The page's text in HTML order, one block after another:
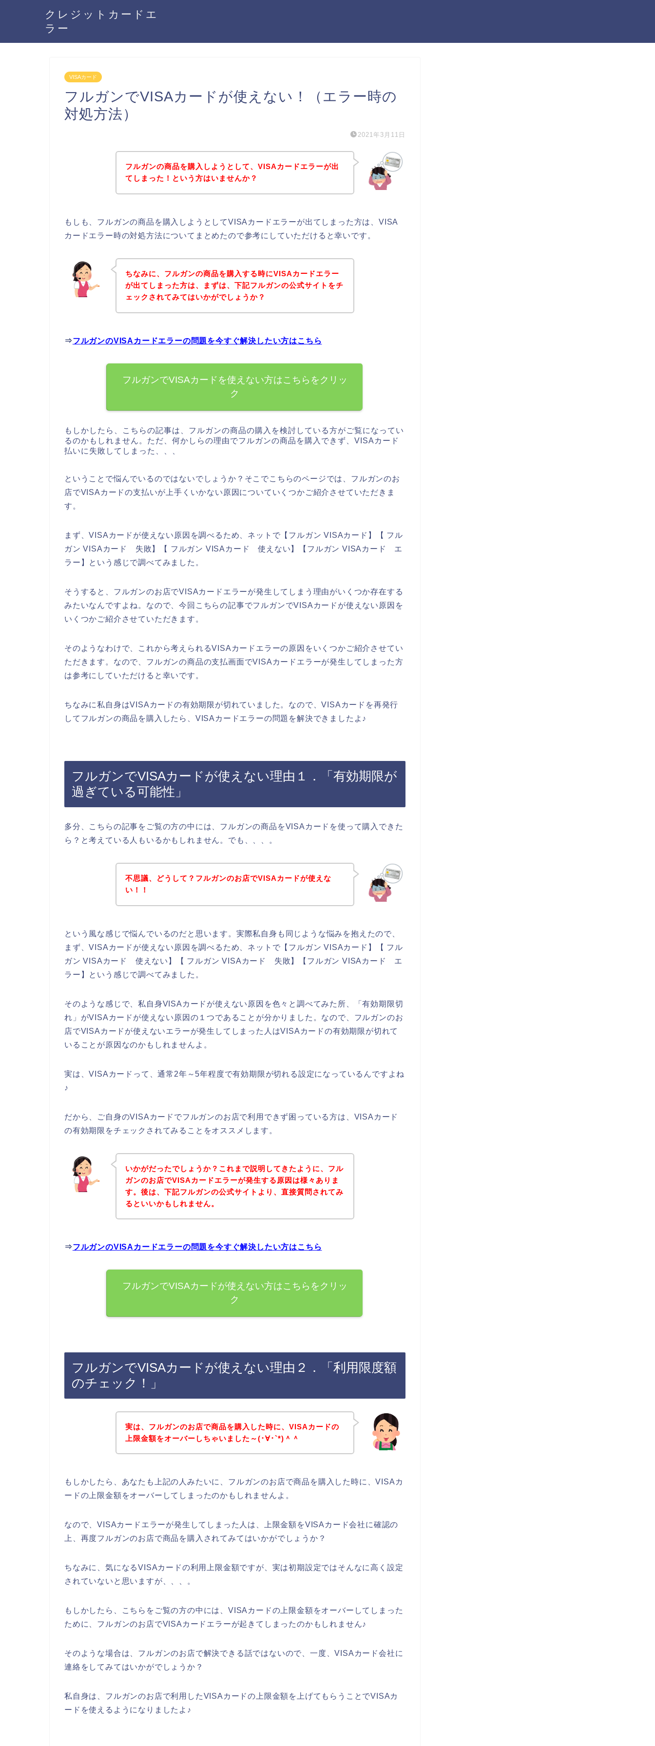
クレジットカードエ
ラー
VISAカード
フルガンでVISAカードが使えない！（エラー時の
対処方法）
2021年3月11日
フルガンの商品を購入しようとして、VISAカードエラーが出
てしまった！という方はいませんか？
もしも、フルガンの商品を購入しようとしてVISAカードエラーが出てしまった方は、VISA
カードエラー時の対処方法についてまとめたので参考にしていただけると幸いです。
ちなみに、フルガンの商品を購入する時にVISAカードエラー
が出てしまった方は、まずは、下記フルガンの公式サイトをチ
ェックされてみてはいかがでしょうか？
⇒フルガンのVISAカードエラーの問題を今すぐ解決したい方はこちら
フルガンでVISAカードを使えない方はこちらをクリッ
ク
もしかしたら、こちらの記事は、フルガンの商品の購入を検討している方がご覧になってい
るのかもしれません。ただ、何かしらの理由でフルガンの商品を購入できず、VISAカード
払いに失敗してしまった、、、
ということで悩んでいるのではないでしょうか？そこでこちらのページでは、フルガンのお
店でVISAカードの支払いが上手くいかない原因についていくつかご紹介させていただきま
す。
まず、VISAカードが使えない原因を調べるため、ネットで【フルガン VISAカード】【 フル
ガン VISAカード 失敗】【 フルガン VISAカード 使えない】【フルガン VISAカード エ
ラー】という感じで調べてみました。
そうすると、フルガンのお店でVISAカードエラーが発生してしまう理由がいくつか存在する
みたいなんですよね。なので、今回こちらの記事でフルガンでVISAカードが使えない原因を
いくつかご紹介させていただきます。
そのようなわけで、これから考えられるVISAカードエラーの原因をいくつかご紹介させてい
ただきます。なので、フルガンの商品の支払画面でVISAカードエラーが発生してしまった方
は参考にしていただけると幸いです。
ちなみに私自身はVISAカードの有効期限が切れていました。なので、VISAカードを再発行
してフルガンの商品を購入したら、VISAカードエラーの問題を解決できましたよ♪
フルガンでVISAカードが使えない理由１．「有効期限が
過ぎている可能性」
多分、こちらの記事をご覧の方の中には、フルガンの商品をVISAカードを使って購入できた
ら？と考えている人もいるかもしれません。でも、、、。
不思議、どうして？フルガンのお店でVISAカードが使えな
い！！
という風な感じで悩んでいるのだと思います。実際私自身も同じような悩みを抱えたので、
まず、VISAカードが使えない原因を調べるため、ネットで【フルガン VISAカード】【 フル
ガン VISAカード 使えない】【 フルガン VISAカード 失敗】【フルガン VISAカード エ
ラー】という感じで調べてみました。
そのような感じで、私自身VISAカードが使えない原因を色々と調べてみた所、「有効期限切
れ」がVISAカードが使えない原因の１つであることが分かりました。なので、フルガンのお
店でVISAカードが使えないエラーが発生してしまった人はVISAカードの有効期限が切れて
いることが原因なのかもしれませんよ。
実は、VISAカードって、通常2年～5年程度で有効期限が切れる設定になっているんですよね
♪
だから、ご自身のVISAカードでフルガンのお店で利用できず困っている方は、VISAカード
の有効期限をチェックされてみることをオススメします。
いかがだったでしょうか？これまで説明してきたように、フル
ガンのお店でVISAカードエラーが発生する原因は様々ありま
す。後は、下記フルガンの公式サイトより、直接質問されてみ
るといいかもしれません。
⇒フルガンのVISAカードエラーの問題を今すぐ解決したい方はこちら
フルガンでVISAカードが使えない方はこちらをクリッ
ク
フルガンでVISAカードが使えない理由２．「利用限度額
のチェック！」
実は、フルガンのお店で商品を購入した時に、VISAカードの
上限金額をオーバーしちゃいました～(･∀･`*)＾＾
もしかしたら、あなたも上記の人みたいに、フルガンのお店で商品を購入した時に、VISAカ
ードの上限金額をオーバーしてしまったのかもしれませんよ。
なので、VISAカードエラーが発生してしまった人は、上限金額をVISAカード会社に確認の
上、再度フルガンのお店で商品を購入されてみてはいかがでしょうか？
ちなみに、気になるVISAカードの利用上限金額ですが、実は初期設定ではそんなに高く設定
されていないと思いますが、、、。
もしかしたら、こちらをご覧の方の中には、VISAカードの上限金額をオーバーしてしまった
ために、フルガンのお店でVISAカードエラーが起きてしまったのかもしれません♪
そのような場合は、フルガンのお店で解決できる話ではないので、一度、VISAカード会社に
連絡をしてみてはいかがでしょうか？
私自身は、フルガンのお店で利用したVISAカードの上限金額を上げてもらうことでVISAカ
ードを使えるようになりましたよ♪